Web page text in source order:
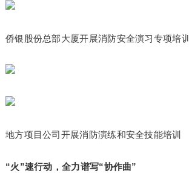
侨银股份总部大厦开展消防安全演习专项培训
地方项目公司开展消防演练和安全技能培训
“火”速行动，全力谱写“协作曲”